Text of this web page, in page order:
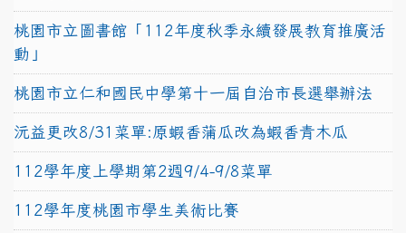
桃園市立圖書館「112年度秋季永續發展教育推廣活
動」
桃園市立仁和國民中學第十一屆自治市長選舉辦法
沅益更改8/31菜單:原蝦香蒲瓜改為蝦香青木瓜
112學年度上學期第2週9/4-9/8菜單
112學年度桃園市學生美術比賽